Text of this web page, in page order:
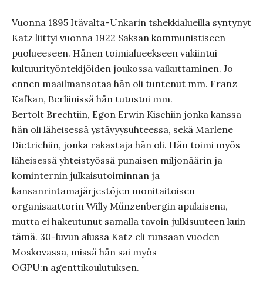
Vuonna 1895 Itävalta-Unkarin tshekkialueilla syntynyt
Katz liittyi vuonna 1922 Saksan kommunistiseen
puolueeseen. Hänen toimialueekseen vakiintui
kultuurityöntekijöiden joukossa vaikuttaminen. Jo
ennen maailmansotaa hän oli tuntenut mm. Franz
Kafkan, Berliinissä hän tutustui mm.
Bertolt Brechtiin, Egon Erwin Kischiin jonka kanssa
hän oli läheisessä ystävyysuhteessa, sekä Marlene
Dietrichiin, jonka rakastaja hän oli. Hän toimi myös
läheisessä yhteistyössä punaisen miljonäärin ja
kominternin julkaisutoiminnan ja
kansanrintamajärjestöjen monitaitoisen
organisaattorin Willy Münzenbergin apulaisena,
mutta ei hakeutunut samalla tavoin julkisuuteen kuin
tämä. 30-luvun alussa Katz eli runsaan vuoden
Moskovassa, missä hän sai myös
OGPU:n agenttikoulutuksen.